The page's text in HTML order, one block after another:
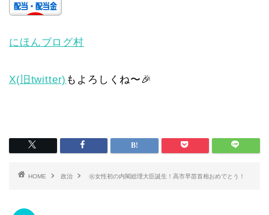
にほんブログ村
X(旧twitter) もよろしくね〜🎉
HOME 政治 ㊗️女性初の内閣総理大臣誕生！高市早苗首相おめでとう！